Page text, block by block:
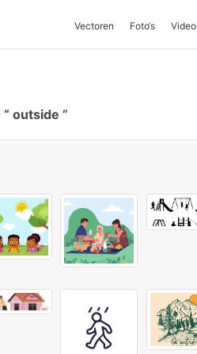
Vectoren Foto‘s Video
outside